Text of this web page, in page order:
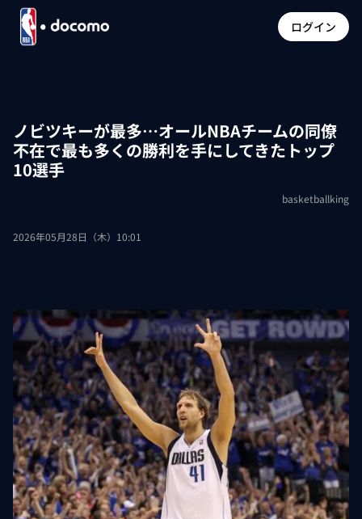
ログイン
ノビツキーが最多…オールNBAチームの同僚
不在で最も多くの勝利を手にしてきたトップ
10選手
basketballking
2026年05月28日（木）10:01